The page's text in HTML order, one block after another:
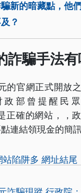
新的暗藏點，他
？
詐騙手法有
的官網正式開放
政部曾提醒民
正確的網站，，
連結領現金的簡訊
站陷阱多 網址結